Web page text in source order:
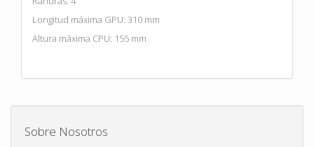
Longitud máxima GPU: 310 mm
Altura máxima CPU: 155 mm
Sobre Nosotros